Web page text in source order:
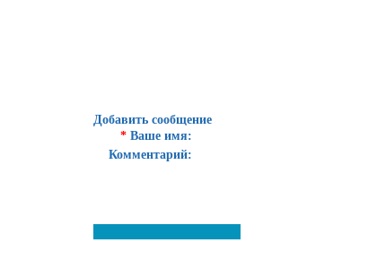
Добавить сообщение
* Ваше имя:
Комментарий: